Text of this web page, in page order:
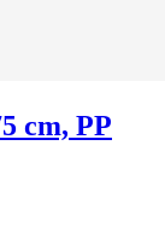
cm, PP